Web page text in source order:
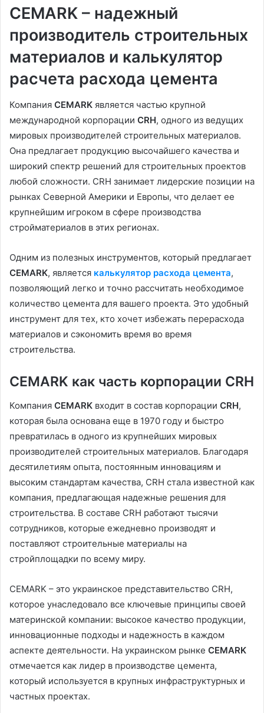
CEMARK – надежный
производитель строительных
материалов и калькулятор
расчета расхода цемента
Компания CEMARK является частью крупной
международной корпорации CRH, одного из ведущих
мировых производителей строительных материалов.
Она предлагает продукцию высочайшего качества и
широкий спектр решений для строительных проектов
любой сложности. CRH занимает лидерские позиции на
рынках Северной Америки и Европы, что делает ее
крупнейшим игроком в сфере производства
стройматериалов в этих регионах.
Одним из полезных инструментов, который предлагает
CEMARK, является калькулятор расхода цемента,
позволяющий легко и точно рассчитать необходимое
количество цемента для вашего проекта. Это удобный
инструмент для тех, кто хочет избежать перерасхода
материалов и сэкономить время во время
строительства.
CEMARK как часть корпорации CRH
Компания CEMARK входит в состав корпорации CRH,
которая была основана еще в 1970 году и быстро
превратилась в одного из крупнейших мировых
производителей строительных материалов. Благодаря
десятилетиям опыта, постоянным инновациям и
высоким стандартам качества, CRH стала известной как
компания, предлагающая надежные решения для
строительства. В составе CRH работают тысячи
сотрудников, которые ежедневно производят и
поставляют строительные материалы на
стройплощадки по всему миру.
CEMARK – это украинское представительство CRH,
которое унаследовало все ключевые принципы своей
материнской компании: высокое качество продукции,
инновационные подходы и надежность в каждом
аспекте деятельности. На украинском рынке CEMARK
отмечается как лидер в производстве цемента,
который используется в крупных инфраструктурных и
частных проектах.